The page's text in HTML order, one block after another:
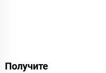
Получите